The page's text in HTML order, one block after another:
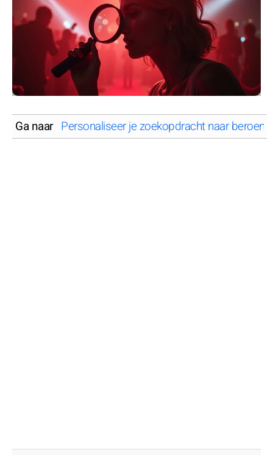
Ga naar Personaliseer je zoekopdracht naar